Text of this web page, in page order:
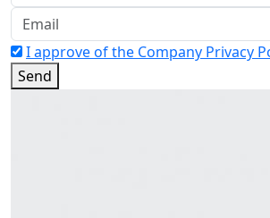
I approve of the Company Privacy
Send